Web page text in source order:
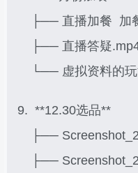
├── 直播加餐 加
├── 直播答疑
└── 虚拟资料的玩
9. **12.30选品**
├──
├──